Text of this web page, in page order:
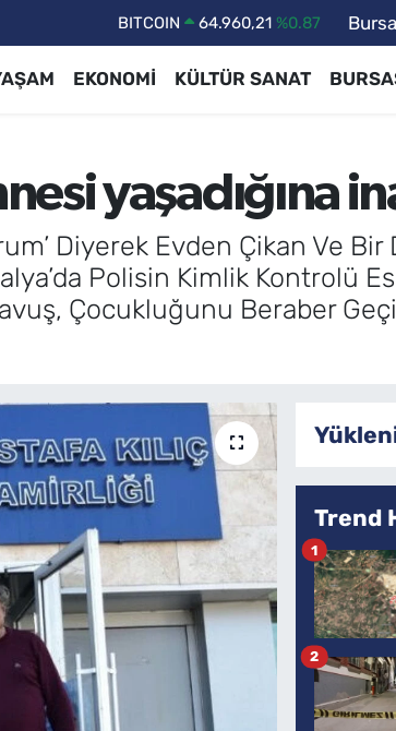
DOLAR 47,7436 %0.18
BİST100
13.779 %-14
BITCOIN
64.960,21
Bursa
EKONOMİ KÜLTÜR SANAT
yaşadığına
Diyerek Evden Çikan Ve
Polisin Kimlik Kontrolü
Çocukluğunu Beraber
Trend
1
2